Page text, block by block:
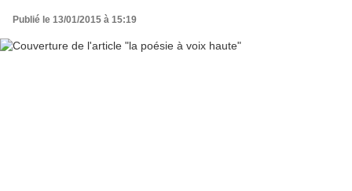
Publié le 13/01/2015 à 15:19